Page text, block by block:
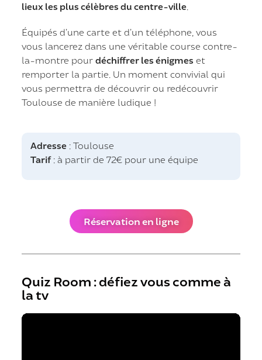
lieux les plus célèbres du centre-ville
Équipés d’une carte et d’un téléphone, vous
vous lancerez dans une véritable course contre-
la-montre pourdéchiffrer les énigmes et
remporter la partie. Un moment convivial qui
vous permettra de découvrir ou redécouvrir
Toulouse de manière ludique !
Adresse : Toulouse
Tarif: à partir de 72€ pour une équipe
Réservation en ligne
Quiz Room : défiez vous comme à
la tv